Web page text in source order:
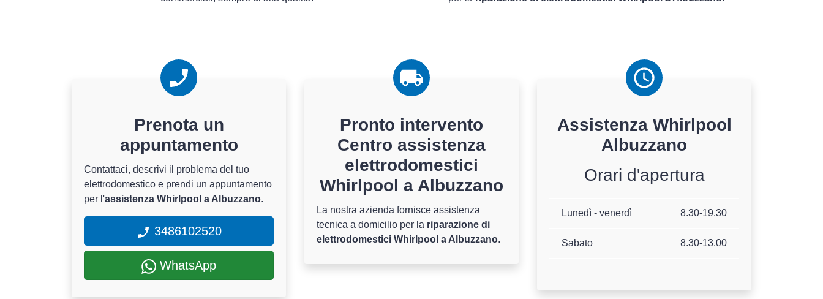
Prenota un
appuntamento
Contattaci, descrivi il problema del tuo
elettrodomestico e prendi un appuntamento
per l'assistenza Whirlpool a Albuzzano.
3486102520
WhatsApp
Pronto intervento
Centro assistenza
elettrodomestici
Whirlpool a Albuzzano
La nostra azienda fornisce assistenza
tecnica a domicilio per la riparazione di
elettrodomestici Whirlpool a Albuzzano.
Assistenza Whirlpool
Albuzzano
Orari d'apertura
Lunedì - venerdì 8.30-19.30
Sabato 8.30-13.00